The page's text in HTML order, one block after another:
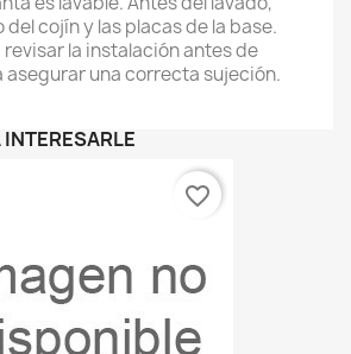
del cojín y las placas de la base.
la instalación antes de
asegurar una correcta sujeción.
favorite_border